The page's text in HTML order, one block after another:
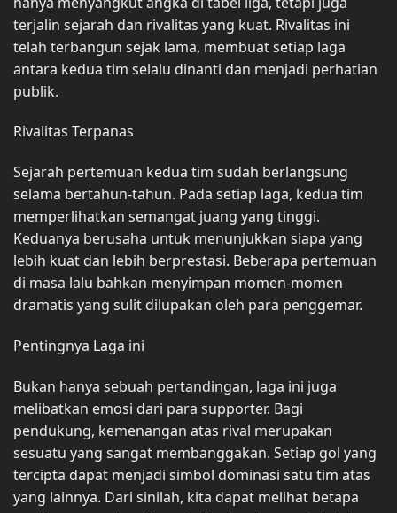
terjalin sejarah dan rivalitas yang kuat. Rivalitas ini
telah terbangun sejak lama, membuat setiap laga
antara kedua tim selalu dinanti dan menjadi perhatian
publik.
Rivalitas Terpanas
Sejarah pertemuan kedua tim sudah berlangsung
selama bertahun-tahun. Pada setiap laga, kedua tim
memperlihatkan semangat juang yang tinggi.
Keduanya berusaha untuk menunjukkan siapa yang
lebih kuat dan lebih berprestasi. Beberapa pertemuan
di masa lalu bahkan menyimpan momen-momen
dramatis yang sulit dilupakan oleh para penggemar.
Pentingnya Laga ini
Bukan hanya sebuah pertandingan, laga ini juga
melibatkan emosi dari para supporter. Bagi
pendukung, kemenangan atas rival merupakan
sesuatu yang sangat membanggakan. Setiap gol yang
tercipta dapat menjadi simbol dominasi satu tim atas
yang lainnya. Dari sinilah, kita dapat melihat betapa